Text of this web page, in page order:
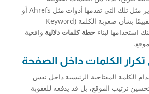
والمتخصصة. تقارير مثل تلك التي تقدمها أدوات مثل Ahrefs أو
SEMrush تقدم تقييمًا بشأن صعوبة الكلمة (Keyword
خطة كلمات دلالية واقعية
تكرار الكلمات داخل الصفحة
الكلمة المفتاحية الرئيسية داخل نفس
ترتيب الموقع، بل قد يدفعه للعقوبة